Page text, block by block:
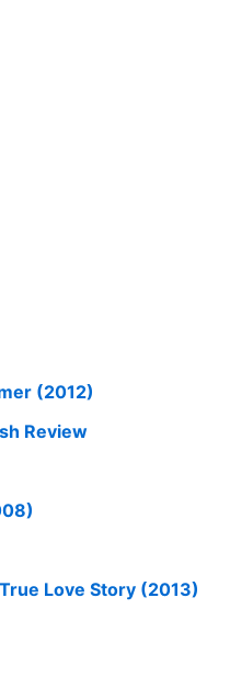
(2012)
Review
Love Story (2013)